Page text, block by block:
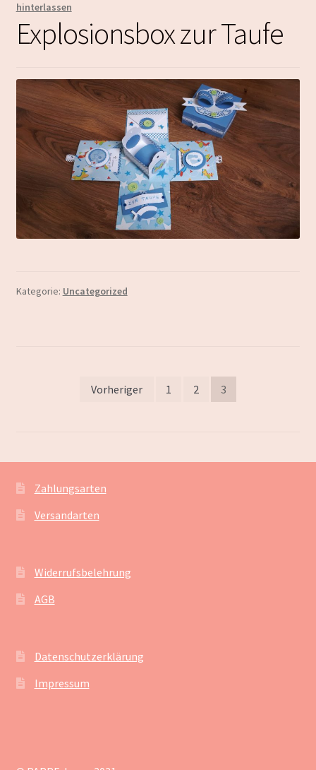
hinterlassen
Explosionsbox zur Taufe
Kategorie: Uncategorized
Seitennummerierung
Vorheriger 1 2 3
Zahlungsarten
Versandarten
Widerrufsbelehrung
AGB
Datenschutzerklärung
Impressum